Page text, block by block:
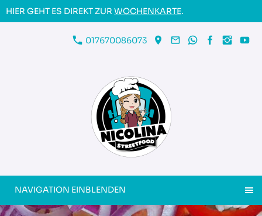
HIER GEHT ES DIREKT ZURWOCHENKARTE.
017670086073
NAVIGATION EINBLENDEN